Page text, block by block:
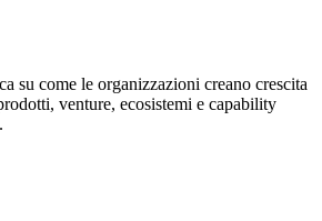
su come le organizzazioni creano crescita
venture, ecosistemi e capability